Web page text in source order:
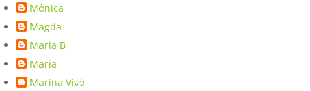
Mònica
Magda
Maria B
Maria
Marina Vivó